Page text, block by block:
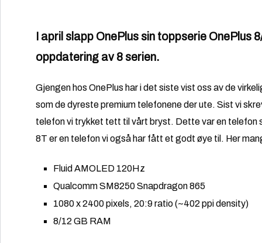
I april slapp OnePlus sin toppserie
oppdatering av 8 serien.
Gjengen hos OnePlus har i det siste vist oss av de
som de dyreste premium telefonene der ute. Sist vi
telefon vi trykket tett til vårt bryst. Dette var en telefon
8T er en telefon vi også har fått et godt øye til. Her
Fluid AMOLED 120Hz
Qualcomm SM8250 Snapdragon 865
1080 x 2400 pixels, 20:9 ratio (~402 ppi density)
8/12 GB RAM